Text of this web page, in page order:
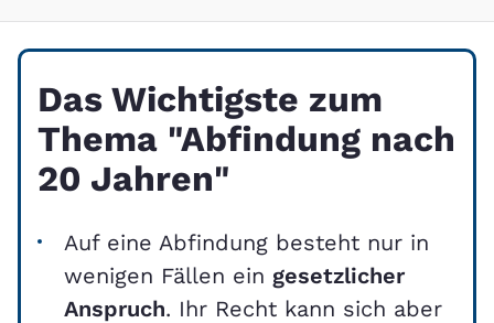
Das Wichtigste zum
Thema "Abfindung nach
20 Jahren"
Auf eine Abfindung besteht nur in
wenigen Fällen ein gesetzlicher
Anspruch. Ihr Recht kann sich aber